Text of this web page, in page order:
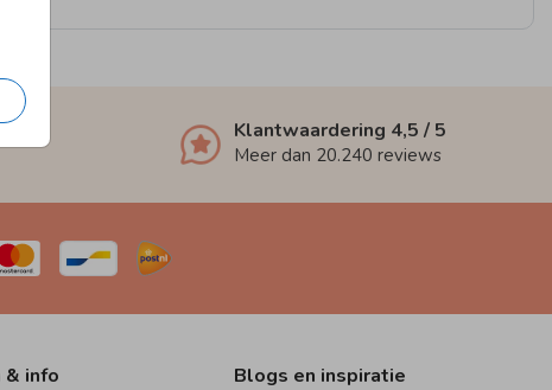
Klantwaardering 4,5 / 5
Meer dan 20.240 reviews
& info Blogs en inspiratie